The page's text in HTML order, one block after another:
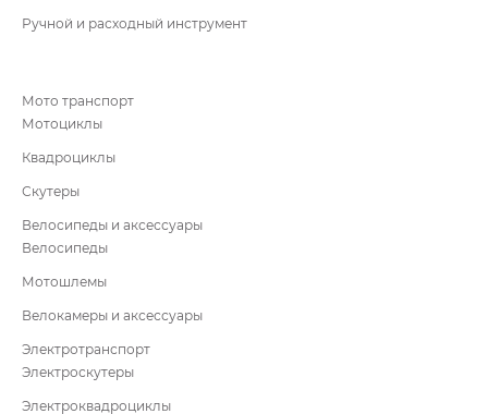
Ручной и расходный инструмент
Мото транспорт
Мотоциклы
Квадроциклы
Скутеры
Велосипеды и аксессуары
Велосипеды
Мотошлемы
Велокамеры и аксессуары
Электротранспорт
Электроскутеры
Электроквадроциклы